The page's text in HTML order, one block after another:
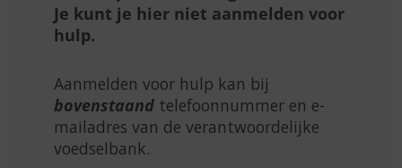
Je kunt je hier niet aanmelden voor
hulp.
Aanmelden voor hulp kan bij
bovenstaand telefoonnummer en e-
mailadres van de verantwoordelijke
voedselbank.